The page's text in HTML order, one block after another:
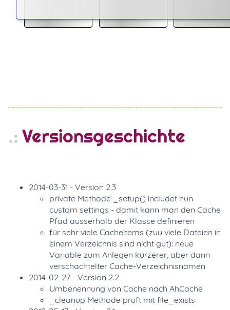
Versionsgeschichte
2014-03-31 - Version 2.3
private Methode _setup() includet nun
custom settings - damit kann man den Cache
Pfad ausserhalb der Klasse definieren
für sehr viele Cacheitems (zuu viele Dateien in
einem Verzeichnis sind nicht gut): neue
Variable zum Anlegen kürzerer, aber dann
verschachtelter Cache-Verzeichnisnamen
2014-02-27 - Version 2.2
Umbenennung von Cache nach AhCache
_cleanup Methode prüft mit file_exists